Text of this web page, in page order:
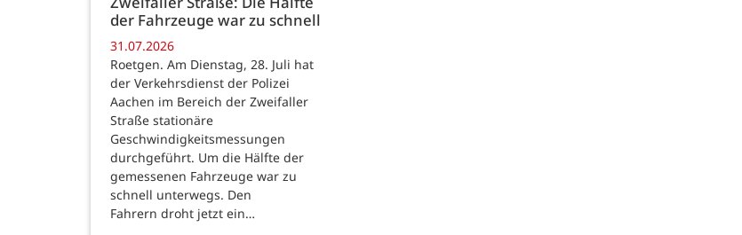
der Fahrzeuge war zu schnell
31.07.2026
Roetgen. Am Dienstag, 28. Juli hat
der Verkehrsdienst der Polizei
Aachen im Bereich der Zweifaller
Straße stationäre
Geschwindigkeitsmessungen
durchgeführt. Um die Hälfte der
gemessenen Fahrzeuge war zu
schnell unterwegs. Den
Fahrern droht jetzt ein…